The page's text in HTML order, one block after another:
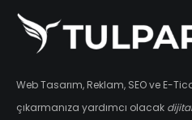
Web Tasarım, Reklam, SEO ve E-
çıkarmanıza yardımcı olacak dijital